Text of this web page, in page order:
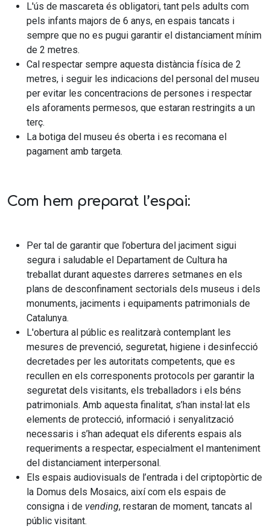
L'ús de mascareta és obligatori, tant pels adults com
pels infants majors de 6 anys, en espais tancats i
sempre que no es pugui garantir el distanciament mínim
de 2 metres.
Cal respectar sempre aquesta distància física de 2
metres, i seguir les indicacions del personal del museu
per evitar les concentracions de persones i respectar
els aforaments permesos, que estaran restringits a un
terç.
La botiga del museu és oberta i es recomana el
pagament amb targeta.
Com hem preparat l’espai:
Per tal de garantir que l’obertura del jaciment sigui
segura i saludable el Departament de Cultura ha
treballat durant aquestes darreres setmanes en els
plans de desconfinament sectorials dels museus i dels
monuments, jaciments i equipaments patrimonials de
Catalunya.
L'obertura al públic es realitzarà contemplant les
mesures de prevenció, seguretat, higiene i desinfecció
decretades per les autoritats competents, que es
recullen en els corresponents protocols per garantir la
seguretat dels visitants, els treballadors i els béns
patrimonials. Amb aquesta finalitat, s’han instal·lat els
elements de protecció, informació i senyalització
necessaris i s’han adequat els diferents espais als
requeriments a respectar, especialment el manteniment
del distanciament interpersonal.
Els espais audiovisuals de l’entrada i del criptopòrtic de
la Domus dels Mosaics, així com els espais de
consigna i de vending, restaran de moment, tancats al
públic visitant.